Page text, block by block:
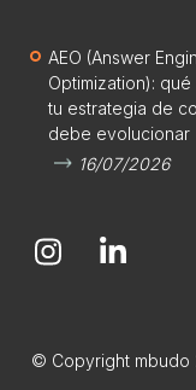
AEO (Answer
Optimization):
tu estrategia de
debe evolucionar
16/07/2026
© Copyright mbudo